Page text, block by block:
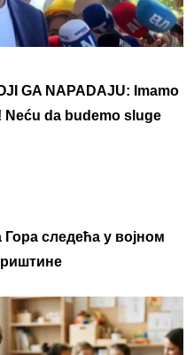
GA NAPADAJU: Imamo
da budemo sluge
следећа у војном